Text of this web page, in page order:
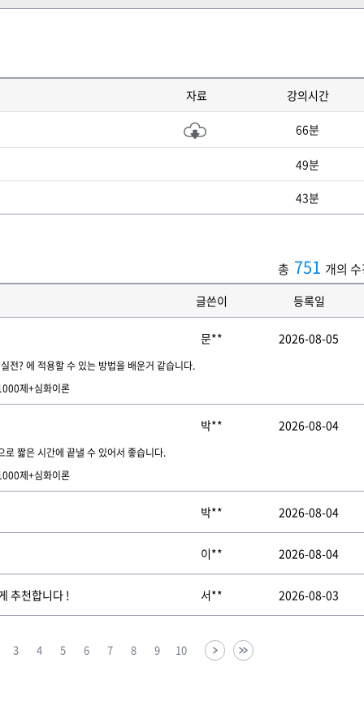
자료 강의시간
66분
49분
43분
총 751 개의
글쓴이 등록일
문** 2026-08-05
전? 에 적용할 수 있는 방법을 배운거 같습니다.
제+심화이론
박** 2026-08-04
짧은 시간에 끝낼 수 있어서 좋습니다.
제+심화이론
박** 2026-08-04
이** 2026-08-04
추천합니다 ! 서** 2026-08-03
3 4 5 6 7 8 9 10